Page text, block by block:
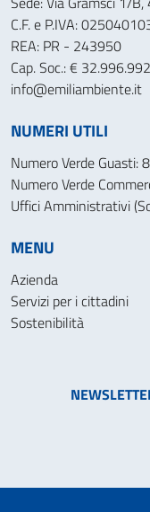
C.F. e P.IVA:
REA: PR - 243950
Cap. Soc.: €
info@emiliambiente.it
NUMERI UTILI
Numero Verde Guasti:
Numero Verde
Uffici Amministrativi
MENU
Azienda
Servizi per i cittadini
Sostenibilità